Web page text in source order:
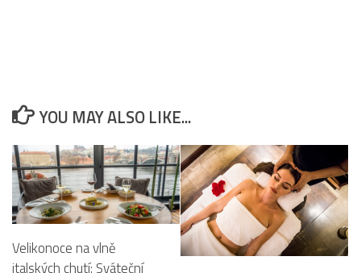
YOU MAY ALSO LIKE...
Velikonoce na vlně
italských chutí: Sváteční